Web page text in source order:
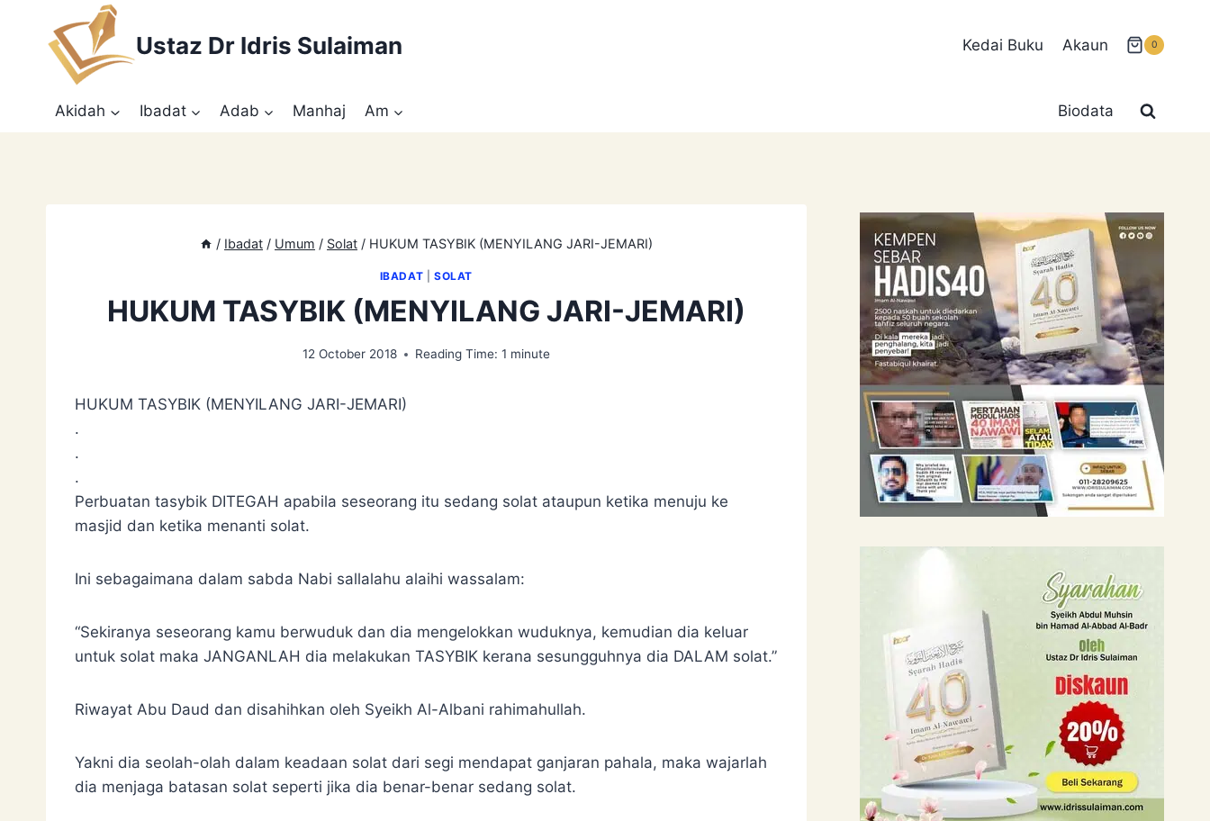
Ustaz Dr Idris Sulaiman Kedai Buku Akaun 0
Akidah Ibadat Adab Manhaj Am Biodata
/ Ibadat / Umum / Solat / HUKUM TASYBIK (MENYILANG JARI-JEMARI)
IBADAT |SOLAT
HUKUM TASYBIK (MENYILANG JARI-JEMARI)
12 October 2018 Reading Time: 1 minute
HUKUM TASYBIK (MENYILANG JARI-JEMARI)
.
.
.
Perbuatan tasybik DITEGAH apabila seseorang itu sedang solat ataupun ketika menuju ke
masjid dan ketika menanti solat.
Ini sebagaimana dalam sabda Nabi sallalahu alaihi wassalam:
“Sekiranya seseorang kamu berwuduk dan dia mengelokkan wuduknya, kemudian dia keluar
untuk solat maka JANGANLAH dia melakukan TASYBIK kerana sesungguhnya dia DALAM solat.”
Riwayat Abu Daud dan disahihkan oleh Syeikh Al-Albani rahimahullah.
Yakni dia seolah-olah dalam keadaan solat dari segi mendapat ganjaran pahala, maka wajarlah
dia menjaga batasan solat seperti jika dia benar-benar sedang solat.